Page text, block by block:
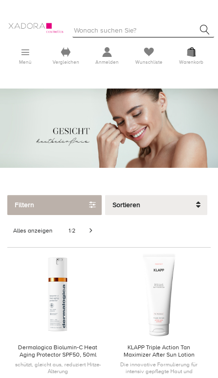
Menü Vergleichen Anmelden Wunschliste Warenkorb
Filtern Sortieren
Alles anzeigen 1/2
Dermalogica Biolumin-C Heat
Aging Protector SPF50, 50ml
schützt, gleicht aus, reduziert Hitze-
Alterung
KLAPP Triple Action Tan
Maximizer After Sun Lotion
200ml
Die innovative Formulierung für
intensiv gepflegte Haut und